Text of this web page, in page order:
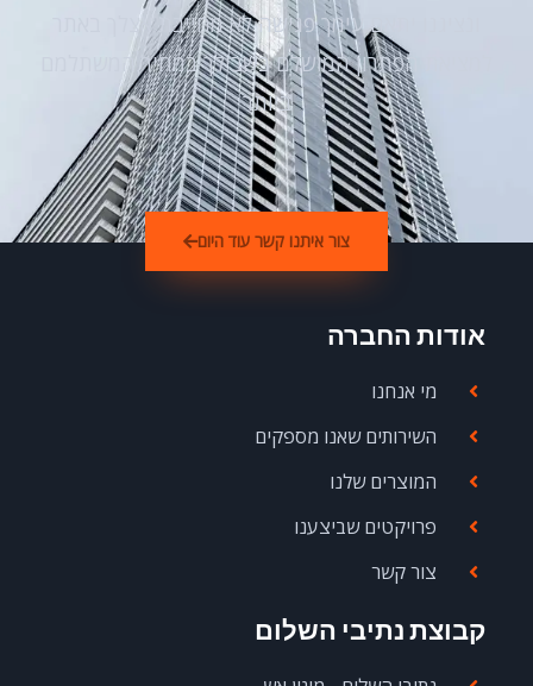
ונציגנו יתאם עימך פגישה לא מחייבת אצלך באתר
למציאת הפתרון המושלם בשבילך במחיר המשתלמם
ביותר
צור איתנו קשר עוד היום
אודות החברה
מי אנחנו
השירותים שאנו מספקים
המוצרים שלנו
פרויקטים שביצענו
צור קשר
קבוצת נתיבי השלום